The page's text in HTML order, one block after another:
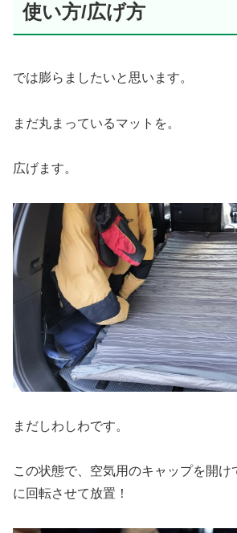
使い方/広げ方
では膨らましたいと思います。
まだ丸まっているマットを。
広げます。
まだしわしわです。
この状態で、空気用のキャップを開け
に回転させて放置！